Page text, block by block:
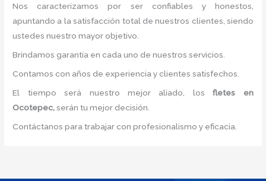
Nos caracterizamos por ser confiables y honestos,
apuntando a la satisfacción total de nuestros clientes, siendo
ustedes nuestro mayor objetivo.
Brindamos garantía en cada uno de nuestros servicios.
Contamos con años de experiencia y clientes satisfechos.
El tiempo será nuestro mejor aliado, losfletes en
Ocotepec,serán tu mejor decisión.
Contáctanos para trabajar con profesionalismo y eficacia.